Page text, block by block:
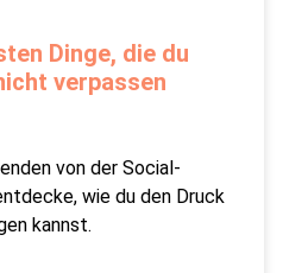
Dinge, die du
verpassen
von der Social-
wie du den Druck
kannst.